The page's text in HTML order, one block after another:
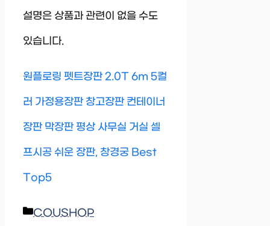
설명은 상품과 관련이 없을 수도
있습니다.
원플로링 펫트장판 2.0T 6m 5컬
러 가정용장판 창고장판 컨테이너
장판 막장판 평상 사무실 거실 셀
프시공 쉬운 장판, 창경궁 Best
Top5
Categories
COUSHOP